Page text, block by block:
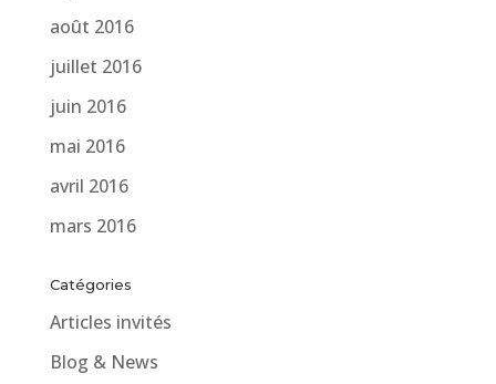
août 2016
juillet 2016
juin 2016
mai 2016
avril 2016
mars 2016
Catégories
Articles invités
Blog & News